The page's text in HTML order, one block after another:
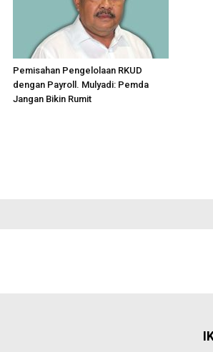
Pemisahan Pengelolaan RKUD
dengan Payroll. Mulyadi: Pemda
Jangan Bikin Rumit